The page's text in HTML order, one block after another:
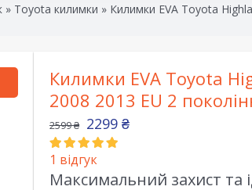
» Toyota килимки » Килимки EVA Toyota
Килимки EVA Toyota
2008 2013 EU 2
2599₴ 2299 ₴
1 відгук
Максимальний захист та